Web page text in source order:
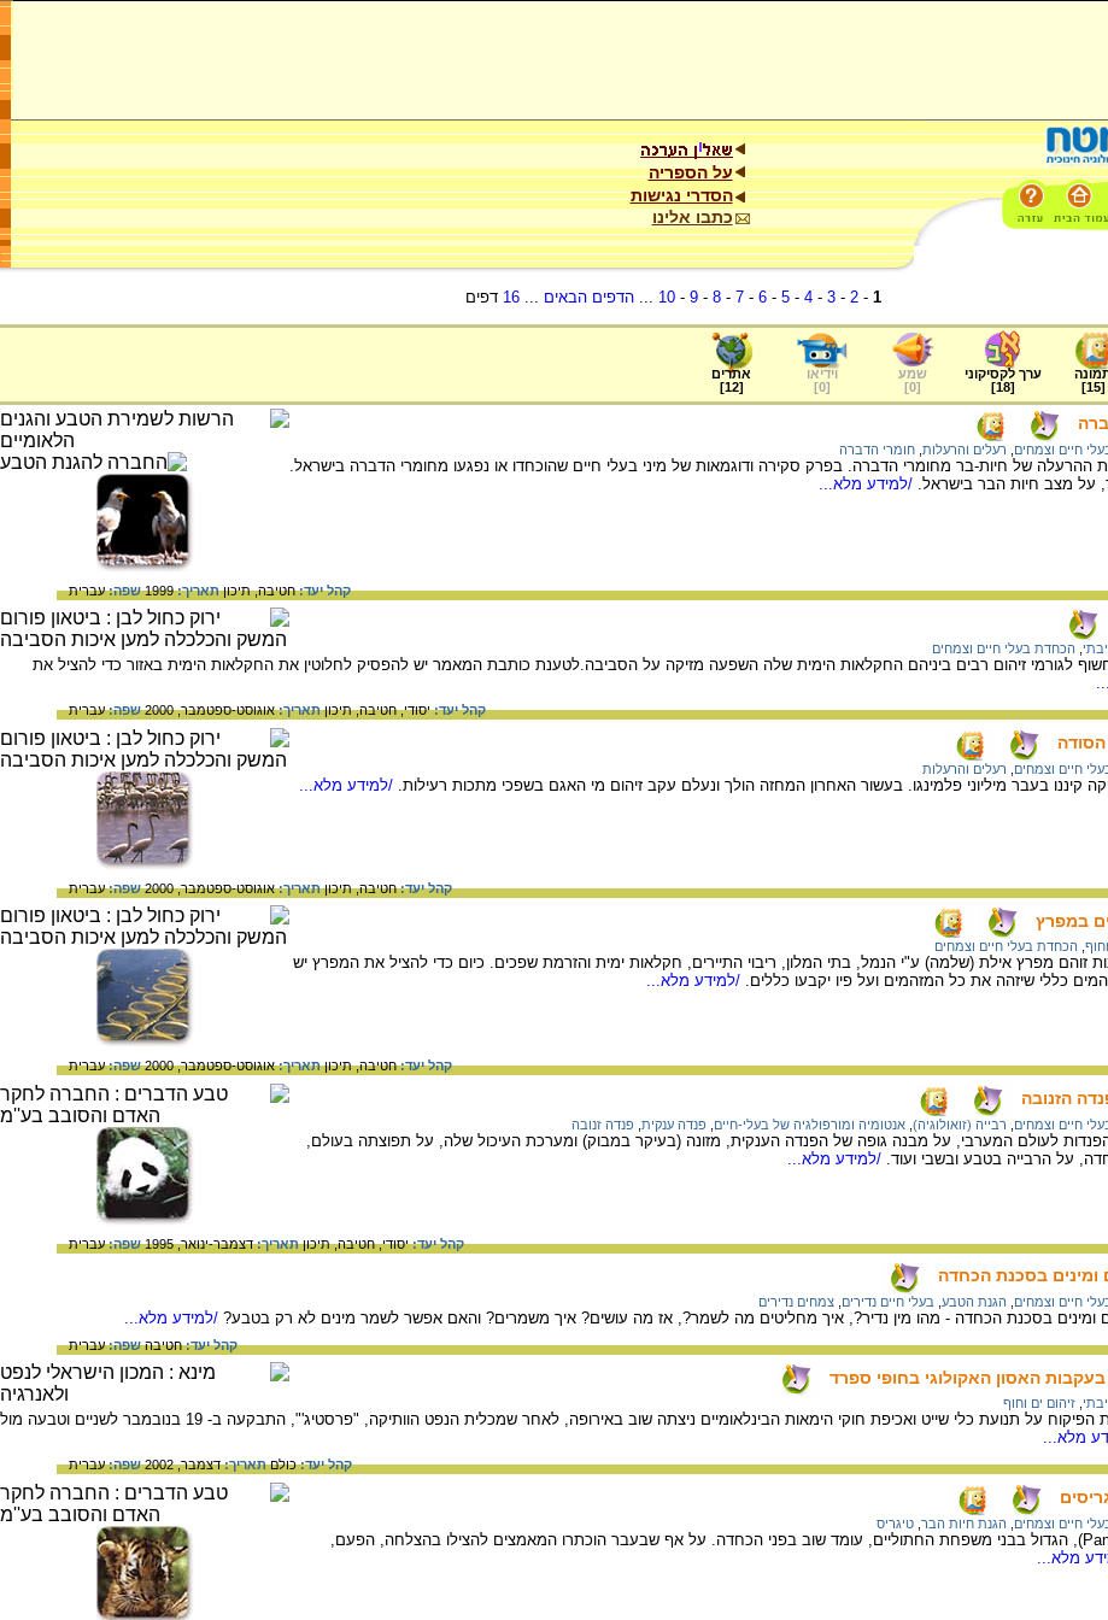
על הספריה
הסדרי נגישות
כתבו אלינו
1
-
2
-
3
-
4
-
5
-
6
-
7
-
8
-
9
-
10
...הדפים הבאים ...
16 דפים
[
15
]
ערך לקסיקוני
[
18
]
שמע
[
0
]
וידיאו
[
0
]
אתרים
[
12
]
חיים וצמחים רעלים והרעלות חומרי הדברה
של חיות-בר מחומרי הדברה. בפרק סקירה ודוגמאות של מיני בעלי חיים שהוכחדו או נפגעו מחומרי הדברה בישראל.
על מצב חיות הבר בישראל. /למידע מלא...
קהל יעד:חטיבה,תיכוןתאריך:1999 שפה:עברית
הכחדת בעלי חיים וצמחים
לגורמי זיהום רבים ביניהם החקלאות הימית שלה השפעה מזיקה על הסביבה.לטענת כותבת המאמר יש להפסיק לחלוטין את החקלאות הימית באזור כדי להציל את
קהל יעד:יסודי,חטיבה,תיכוןתאריך:אוגוסט-ספטמבר, 2000 שפה:עברית
חיים וצמחים רעלים והרעלות
קיננו בעבר מיליוני פלמינגו. בעשור האחרון המחזה הולך ונעלם עקב זיהום מי האגם בשפכי מתכות רעילות. /למידע מלא...
קהל יעד:חטיבה,תיכוןתאריך:אוגוסט-ספטמבר, 2000 שפה:עברית
במפרץ
הכחדת בעלי חיים וצמחים
זוהם מפרץ אילת (שלמה) ע"י הנמל, בתי המלון, ריבוי התיירים, חקלאות ימית והזרמת שפכים. כיום כדי להציל את המפרץ יש
כללי שיזהה את כל המזהמים ועל פיו יקבעו כללים. /למידע מלא...
קהל יעד:חטיבה,תיכוןתאריך:אוגוסט-ספטמבר, 2000 שפה:עברית
הזנובה
חיים וצמחים רבייה (זואולוגיה) אנטומיה ומורפולגיה של בעלי-חיים פנדה ענקית פנדה זנובה
לעולם המערבי, על מבנה גופה של הפנדה הענקית, מזונה (בעיקר במבוק) ומערכת העיכול שלה, על תפוצתה בעולם,
על הרבייה בטבע ובשבי ועוד. /למידע מלא...
קהל יעד:יסודי,חטיבה,תיכוןתאריך:דצמבר-ינואר, 1995 שפה:עברית
ומינים בסכנת הכחדה
חיים וצמחים הגנת הטבע בעלי חיים נדירים צמחים נדירים
ומינים בסכנת הכחדה - מהו מין נדיר?, איך מחליטים מה לשמר?, אז מה עושים? איך משמרים? והאם אפשר לשמר מינים לא רק בטבע? /למידע מלא...
קהל יעד:חטיבהשפה:עברית
האסון האקולוגי בחופי ספרד
זיהום ים וחוף
המחלוקת סביב שאלת הפיקוח על תנועת כלי שייט ואכיפת חוקי הימאות הבינלאומיים ניצתה שוב באירופה, לאחר שמכלית הנפט הוותיקה, "פרסטיג'", התבקעה ב- 19 בנובמבר לשניים וטבעה מול
מלא...
קהל יעד:כולםתאריך:דצמבר, 2002 שפה:עברית
חיים וצמחים הגנת חיות הבר טיגריס
הטיגריס (Panthera tigris), הגדול בבני משפחת החתוליים, עומד שוב בפני הכחדה. על אף שבעבר הוכתרו המאמצים להצילו בהצלחה, הפעם,
מלא...